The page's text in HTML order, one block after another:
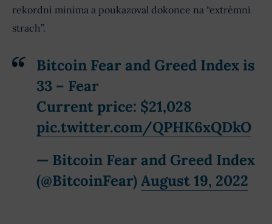
rekordní minima a poukazoval dokonce na “extrémní
strach”.
Bitcoin Fear and Greed Index is
33 – Fear
Current price: $21,028
pic.twitter.com/QPHK6xQDkO
— Bitcoin Fear and Greed Index
(@BitcoinFear)August 19, 2022